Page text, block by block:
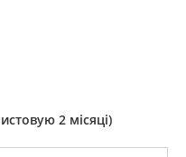
2 місяці)